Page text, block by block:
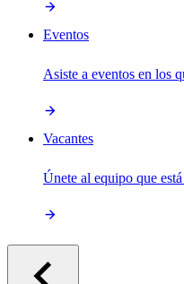
Eventos
Asiste a eventos en los
Vacantes
Únete al equipo que